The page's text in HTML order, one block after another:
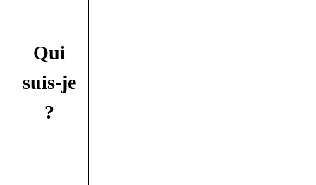
Qui
suis-je
?